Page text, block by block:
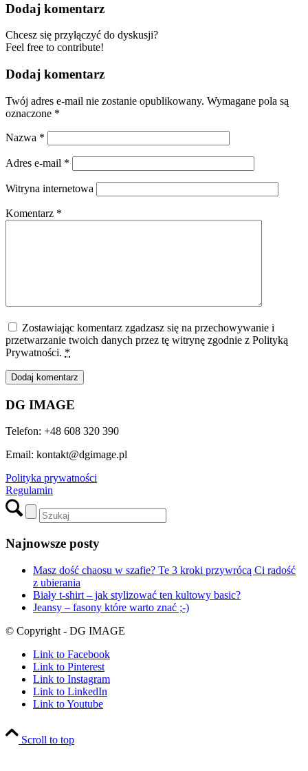
Dodaj komentarz
Chcesz się przyłączyć do dyskusji?
Feel free to contribute!
Dodaj komentarz
Twój adres e-mail nie zostanie opublikowany. Wymagane pola są
oznaczone *
Nazwa *
Adres e-mail *
Witryna internetowa
Komentarz *
Zostawiając komentarz zgadzasz się na przechowywanie i
przetwarzanie twoich danych przez tę witrynę zgodnie z Polityką
Prywatności. *
DG IMAGE
Telefon: +48 608 320 390
Email: kontakt@dgimage.pl
Polityka prywatności
Regulamin
Najnowsze posty
Masz dość chaosu w szafie? Te 3 kroki przywrócą Ci radość
z ubierania
Biały t-shirt – jak stylizować ten kultowy basic?
Jeansy – fasony które warto znać ;-)
© Copyright - DG IMAGE
Link to Facebook
Link to Pinterest
Link to Instagram
Link to LinkedIn
Link to Youtube
Scroll to top